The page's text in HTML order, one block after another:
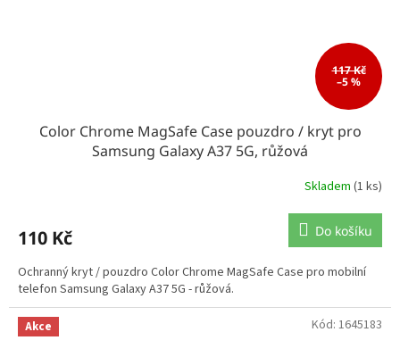
117 Kč
–5 %
Color Chrome MagSafe Case pouzdro / kryt pro
Samsung Galaxy A37 5G, růžová
Skladem (1 ks)
110 Kč Do košíku
Ochranný kryt / pouzdro Color Chrome MagSafe Case pro mobilní
telefon Samsung Galaxy A37 5G - růžová.
Akce Kód: 1645183